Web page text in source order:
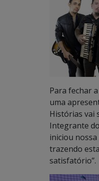
Para fechar
uma
Histórias vai
Integrante
iniciou
trazendo
satisfatório”.